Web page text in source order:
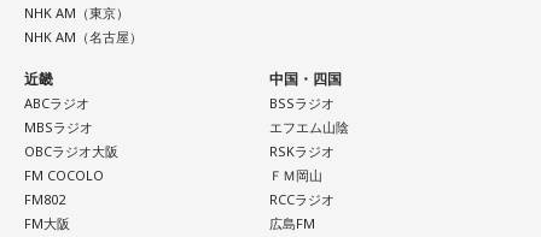
NHK AM（東京）
NHK AM（名古屋）
近畿
ABCラジオ
MBSラジオ
OBCラジオ大阪
FM COCOLO
FM802
FM大阪
中国・四国
BSSラジオ
エフエム山陰
RSKラジオ
ＦＭ岡山
RCCラジオ
広島FM